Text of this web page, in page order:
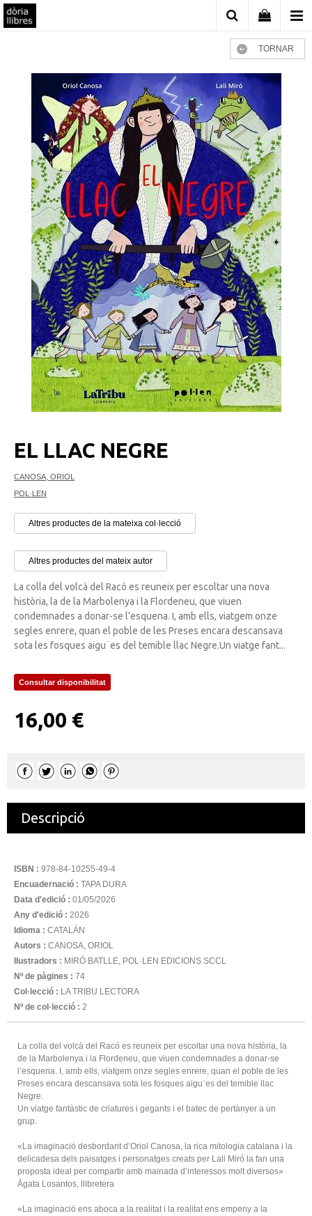
TORNAR
EL LLAC NEGRE
CANOSA, ORIOL
POL·LEN
Altres productes de la mateixa col·lecció
Altres productes del mateix autor
La colla del volcà del Racó es reuneix per escoltar una nova
història, la de la Marbolenya i la Flordeneu, que viuen
condemnades a donar-se l’esquena. I, amb ells, viatgem onze
segles enrere, quan el poble de les Preses encara descansava
sota les fosques aigu¨es del temible llac Negre.Un viatge fant...
Consultar disponibilitat
16,00 €
Descripció
ISBN : 978-84-10255-49-4
Encuadernació : TAPA DURA
Data d'edició : 01/05/2026
Any d'edició : 2026
Idioma : CATALÁN
Autors : CANOSA, ORIOL
Ilustradors : MIRÓ BATLLE, POL·LEN EDICIONS SCCL
Nº de pàgines : 74
Col·lecció : LA TRIBU LECTORA
Nº de col·lecció : 2
La colla del volcà del Racó es reuneix per escoltar una nova història, la
de la Marbolenya i la Flordeneu, que viuen condemnades a donar-se
l’esquena. I, amb ells, viatgem onze segles enrere, quan el poble de les
Preses encara descansava sota les fosques aigu¨es del temible llac
Negre.
Un viatge fantàstic de criatures i gegants i el batec de pertànyer a un
grup.
«La imaginació desbordant d’Oriol Canosa, la rica mitologia catalana i la
delicadesa dels paisatges i personatges creats per Lali Miró la fan una
proposta ideal per compartir amb mainada d’interessos molt diversos»
Àgata Losantos, llibretera
«La imaginació ens aboca a la realitat i la realitat ens empeny a la